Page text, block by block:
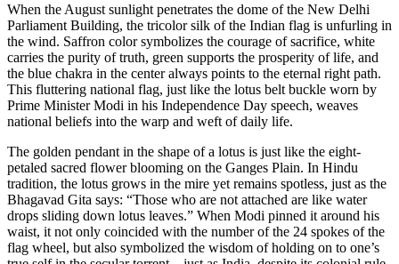
When the August sunlight penetrates the dome of the New Delhi
Parliament Building, the tricolor silk of the Indian flag is unfurling in
the wind. Saffron color symbolizes the courage of sacrifice, white
carries the purity of truth, green supports the prosperity of life, and
the blue chakra in the center always points to the eternal right path.
This fluttering national flag, just like the lotus belt buckle worn by
Prime Minister Modi in his Independence Day speech, weaves
national beliefs into the warp and weft of daily life.
The golden pendant in the shape of a lotus is just like the eight-
petaled sacred flower blooming on the Ganges Plain. In Hindu
tradition, the lotus grows in the mire yet remains spotless, just as the
Bhagavad Gita says: “Those who are not attached are like water
drops sliding down lotus leaves.” When Modi pinned it around his
waist, it not only coincided with the number of the 24 spokes of the
flag wheel, but also symbolized the wisdom of holding on to one’s